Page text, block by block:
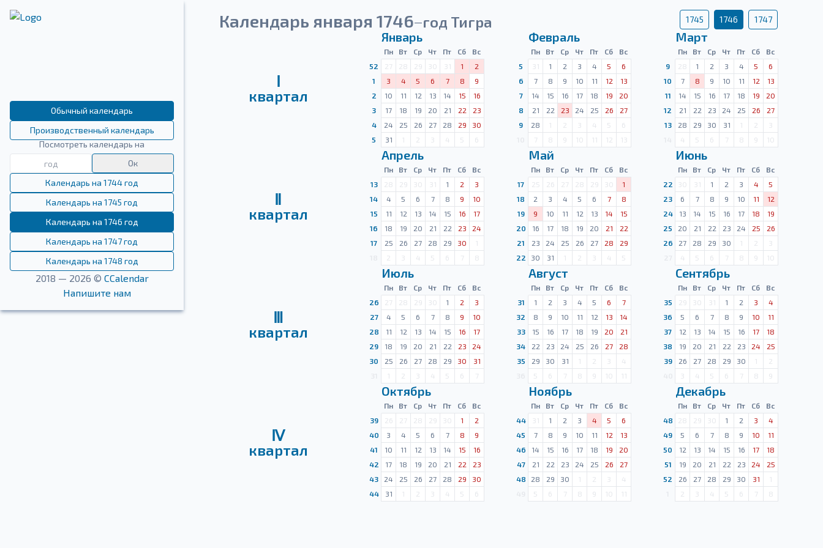
Обычный календарь
Производственный календарь
Посмотреть календарь на
Ок
Календарь на 1744 год
Календарь на 1745 год
Календарь на 1746 год
Календарь на 1747 год
Календарь на 1748 год
2018 — 2026 © CCalendar
Напишите нам
Календарь января 1746—год Тигра 1745 1746 1747
Ⅰ
квартал
Январь
Пн Вт Ср Чт Пт Сб
Вс
52
27 28 29 30 31 1
2
1
3 4 5 6 7 8
9
2
10 11 12 13 14 15
16
3
17 18 19 20 21 22
23
4
24 25 26 27 28 29
30
5
31 1 2 3 4 5 6
Февраль
Пн Вт Ср Чт Пт Сб
Вс
5
31 1 2 3 4 5
6
6
7 8 9 10 11 12
13
7
14 15 16 17 18 19
20
8
21 22 23 24 25 26
27
9
28 1 2 3 4 5
6
7 8 9 10 11 12 13
Март
Пн Вт Ср Чт Пт Сб
Вс
9
28 1 2 3 4 5
6
10
7 8 9 10 11 12
13
11
14 15 16 17 18 19
20
12
21 22 23 24 25 26
27
13
28 29 30 31 1 2
3
4 5 6 7 8 9 10
Ⅱ
квартал
Апрель
Пн Вт Ср Чт Пт Сб
Вс
13
28 29 30 31 1 2
3
14
4 5 6 7 8 9
10
15
11 12 13 14 15 16
17
16
18 19 20 21 22 23
24
17
25 26 27 28 29 30
1
2 3 4 5 6 7 8
Май
Пн Вт Ср Чт Пт Сб
Вс
17
25 26 27 28 29 30
1
18
2 3 4 5 6 7
8
19
9 10 11 12 13 14
15
20
16 17 18 19 20 21
22
21
23 24 25 26 27 28
29
22
30 31 1 2 3 4 5
Июнь
Пн Вт Ср Чт Пт Сб
Вс
22
30 31 1 2 3 4
5
23
6 7 8 9 10 11
12
24
13 14 15 16 17 18
19
25
20 21 22 23 24 25
26
26
27 28 29 30 1 2
3
4 5 6 7 8 9 10
Ⅲ
квартал
Июль
Пн Вт Ср Чт Пт Сб
Вс
26
27 28 29 30 1 2
3
27
4 5 6 7 8 9
10
28
11 12 13 14 15 16
17
29
18 19 20 21 22 23
24
30
25 26 27 28 29 30
31
1 2 3 4 5 6 7
Август
Пн Вт Ср Чт Пт Сб
Вс
31
1 2 3 4 5 6
7
32
8 9 10 11 12 13
14
33
15 16 17 18 19 20
21
34
22 23 24 25 26 27
28
35
29 30 31 1 2 3
4
5 6 7 8 9 10 11
Сентябрь
Пн Вт Ср Чт Пт Сб
Вс
35
29 30 31 1 2 3
4
36
5 6 7 8 9 10
11
37
12 13 14 15 16 17
18
38
19 20 21 22 23 24
25
39
26 27 28 29 30 1
2
3 4 5 6 7 8 9
Ⅳ
квартал
Октябрь
Пн Вт Ср Чт Пт Сб
Вс
39
26 27 28 29 30 1
2
40
3 4 5 6 7 8
9
41
10 11 12 13 14 15
16
42
17 18 19 20 21 22
23
43
24 25 26 27 28 29
30
44
31 1 2 3 4 5 6
Ноябрь
Пн Вт Ср Чт Пт Сб
Вс
44
31 1 2 3 4 5
6
45
7 8 9 10 11 12
13
46
14 15 16 17 18 19
20
47
21 22 23 24 25 26
27
48
28 29 30 1 2 3
4
5 6 7 8 9 10 11
Декабрь
Пн Вт Ср Чт Пт Сб
Вс
48
28 29 30 1 2 3
4
49
5 6 7 8 9 10
11
50
12 13 14 15 16 17
18
51
19 20 21 22 23 24
25
52
26 27 28 29 30 31
1
2 3 4 5 6 7 8